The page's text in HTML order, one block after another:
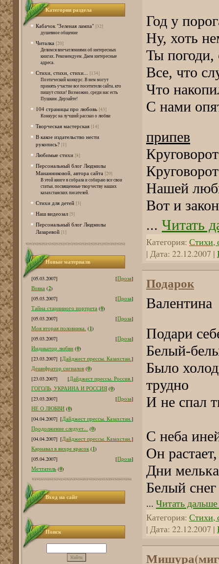
Категории раздела
Кабачок "Зеленая лампа" [32]
душевное общение
Читалка [20]
Делимся впечатлениями об интересных
книгах. Рекомендуем. Даем интересные
адреса.
Стихи, стихи, стихи... [134]
Поэтический конкурс. В нем могут
принять участие все посетители сайта, кто
пишут стихи! Возможно, среди нас есть
Пушкин. Дерзайте!
104 страницы про любовь [43]
Конкурс на лучший рассказ о любви
Творческая мастерская [14]
В какое издательство нести
рукопись? [1]
Любимые стихи [8]
Персональный блог Людмилы
Мананниковой, автора сайта [20]
В этой книге я собрала и собираю все свои
статьи, посвященные творчеству наших
казахстанских писателей.
Стихи для детей [3]
Наш видеозал [5]
Персональный блог Людмилы
Лазаревой [1]
Новые материалв
[05.03.2007] [Проза]
Вовка (2)
[05.03.2007]
[Проза]
Тайна старинного портрета (0)
[05.03.2007]
[Проза]
Моя вторая половинка. (1)
[05.03.2007]
[Проза]
Индикатор любви (0)
[23.03.2007] [Дайджест прессы. Казахстан.]
Дешифратор сигналов (0)
[23.03.2007]
[Дайджест прессы. Россия.]
ГОГОЛЬ, УКРАИНА И РОССИЯ (0)
[23.03.2007]
[Проза]
НЕ О ЛЮБВИ (0)
[04.04.2007] [Дайджест прессы. Казахстан.]
Продолжение следует... (0)
[04.04.2007] [Дайджест прессы. Казахстан.]
Карнавал в вихре красок (1)
[05.04.2007]
[Проза]
Мечтатель (0)
Вход на сайт
Поиск
Год у
Ну, хоть
Ты погоди,
Все, что
Что
С нами
припев
Нашей
Вот и
... Читать
Категория: Стихи,
| Дата: 22.12.2007 |
Подарок
Валентина
Подари
Белый-
Было
И не спал
С неба
Он
Дни
Белый
... Читать
Категория: Стихи,
| Дата: 22.12.2007 |